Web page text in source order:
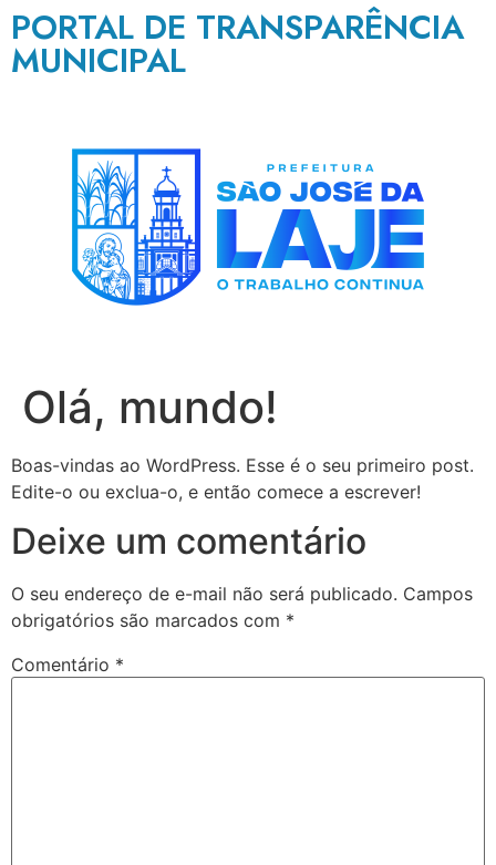
PORTAL DE TRANSPARÊNCIA
MUNICIPAL
Olá, mundo!
Boas-vindas ao WordPress. Esse é o seu primeiro post.
Edite-o ou exclua-o, e então comece a escrever!
Deixe um comentário
O seu endereço de e-mail não será publicado. Campos
obrigatórios são marcados com *
Comentário *